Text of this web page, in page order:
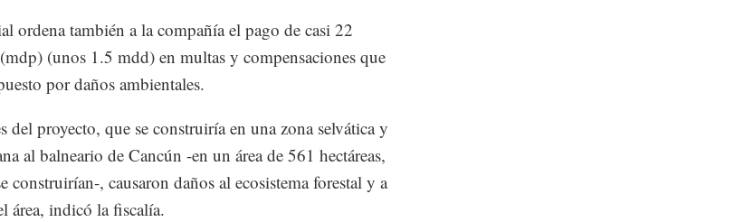
ordena también a la compañía el pago de casi 22
(unos 1.5 mdd) en multas y compensaciones que
por daños ambientales.
del proyecto, que se construiría en una zona selvática y
al balneario de Cancún -en un área de 561 hectáreas,
construirían-, causaron daños al ecosistema forestal y a
área, indicó la fiscalía.